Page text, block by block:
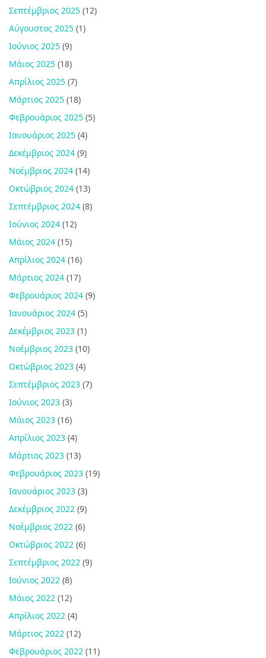
Σεπτέμβριος 2025 (12)
Αύγουστος 2025 (1)
Ιούνιος 2025 (9)
Μάιος 2025 (18)
Απρίλιος 2025 (7)
Μάρτιος 2025 (18)
Φεβρουάριος 2025 (5)
Ιανουάριος 2025 (4)
Δεκέμβριος 2024 (9)
Νοέμβριος 2024 (14)
Οκτώβριος 2024 (13)
Σεπτέμβριος 2024 (8)
Ιούνιος 2024 (12)
Μάιος 2024 (15)
Απρίλιος 2024 (16)
Μάρτιος 2024 (17)
Φεβρουάριος 2024 (9)
Ιανουάριος 2024 (5)
Δεκέμβριος 2023 (1)
Νοέμβριος 2023 (10)
Οκτώβριος 2023 (4)
Σεπτέμβριος 2023 (7)
Ιούνιος 2023 (3)
Μάιος 2023 (16)
Απρίλιος 2023 (4)
Μάρτιος 2023 (13)
Φεβρουάριος 2023 (19)
Ιανουάριος 2023 (3)
Δεκέμβριος 2022 (9)
Νοέμβριος 2022 (6)
Οκτώβριος 2022 (6)
Σεπτέμβριος 2022 (9)
Ιούνιος 2022 (8)
Μάιος 2022 (12)
Απρίλιος 2022 (4)
Μάρτιος 2022 (12)
Φεβρουάριος 2022 (11)